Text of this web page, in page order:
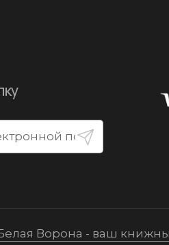
Отправить
Ворона - ваш